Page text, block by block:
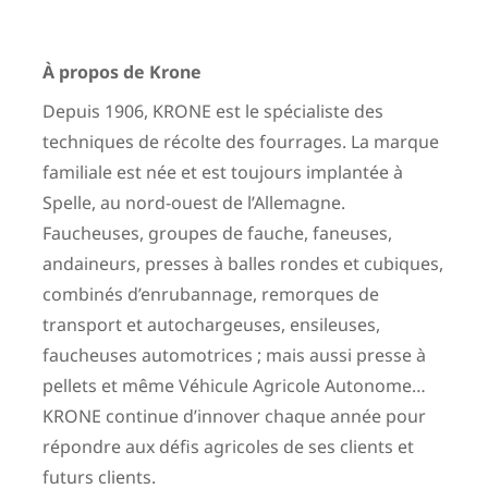
À propos de Krone
Depuis 1906, KRONE est le spécialiste des
techniques de récolte des fourrages. La marque
familiale est née et est toujours implantée à
Spelle, au nord-ouest de l’Allemagne.
Faucheuses, groupes de fauche, faneuses,
andaineurs, presses à balles rondes et cubiques,
combinés d’enrubannage, remorques de
transport et autochargeuses, ensileuses,
faucheuses automotrices ; mais aussi presse à
pellets et même Véhicule Agricole Autonome…
KRONE continue d’innover chaque année pour
répondre aux défis agricoles de ses clients et
futurs clients.